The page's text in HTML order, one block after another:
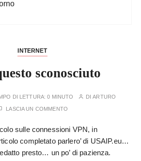
INTERNET
sconosciuto
DI LETTURA:0 MINUTO DIARTURO
LASCIA UN COMMENTO
sulle connessioni VPN, in
completato parlero’ di USAIP.eu…
presto… un po’ di pazienza.